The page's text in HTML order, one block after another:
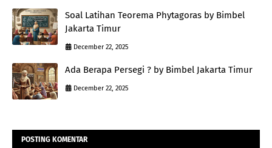
Soal Latihan Teorema Phytagoras by Bimbel
Jakarta Timur
December 22, 2025
Ada Berapa Persegi ? by Bimbel Jakarta Timur
December 22, 2025
POSTING KOMENTAR